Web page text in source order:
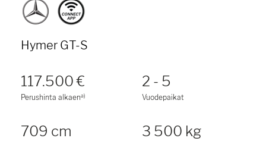
Hymer GT-S
117.500 €
Perushinta alkaena)
2 - 5
Vuodepaikat
709 cm 3 500 kg